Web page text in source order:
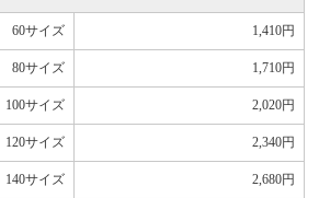
60サイズ 1,410円
80サイズ 1,710円
100サイズ 2,020円
120サイズ 2,340円
140サイズ 2,680円